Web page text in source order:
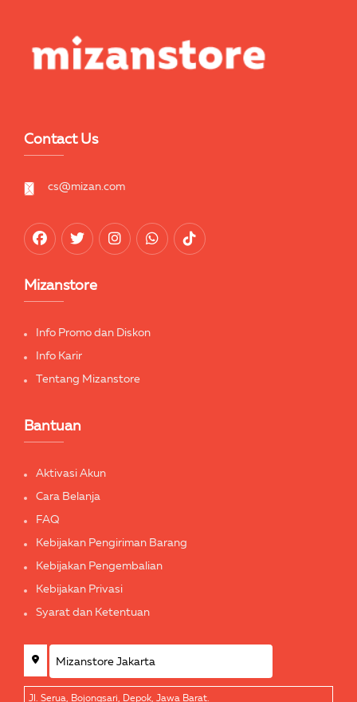
Contact Us
cs@mizan.com
Mizanstore
Info Promo dan Diskon
Info Karir
Tentang Mizanstore
Bantuan
Aktivasi Akun
Cara Belanja
FAQ
Kebijakan Pengiriman Barang
Kebijakan Pengembalian
Kebijakan Privasi
Syarat dan Ketentuan
Jl. Serua, Bojongsari, Depok, Jawa Barat.